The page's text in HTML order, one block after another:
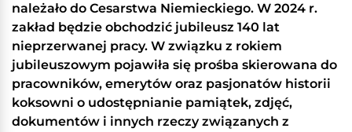
należało do Cesarstwa Niemieckiego. W 2024 r.
zakład będzie obchodzić jubileusz 140 lat
nieprzerwanej pracy. W związku z rokiem
jubileuszowym pojawiła się prośba skierowana do
pracowników, emerytów oraz pasjonatów historii
koksowni o udostępnianie pamiątek, zdjęć,
dokumentów i innych rzeczy związanych z